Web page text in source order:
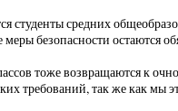
студенты средних
безопасности остаются
тоже возвращаются к
требований, так же как мы